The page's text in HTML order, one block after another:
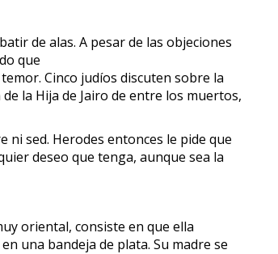
de alas. A pesar de las objeciones
que
Cinco judíos discuten sobre la
la Hija de Jairo de entre los muertos,
ni sed. Herodes entonces le pide que
deseo que tenga, aunque sea la
oriental, consiste en que ella
una bandeja de plata. Su madre se